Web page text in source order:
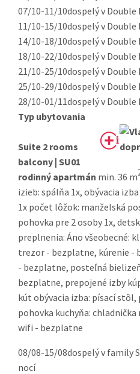
07/10-11/10dospelý v Double
11/10-15/10dospelý v Double
14/10-18/10dospelý v Double
18/10-22/10dospelý v Double
21/10-25/10dospelý v Double
25/10-29/10dospelý v Double
28/10-01/11dospelý v Double
Typ ubytovania
Suite 2 rooms
balcony | SU01
rodinný apartmán min. 36 m
izieb: spálňa 1x, obývacia
1x počet lôžok: manželská
pohovka pre 2 osoby 1x,
preplnenia: Áno všeobecné:
trezor - bezplatne, kúrenie
- bezplatne, posteľná
bezplatne, prepojené izby
kút obývacia izba: písací
pohovka kuchyňa:
wifi - bezplatne
08/08-15/08dospelý v family
nocí